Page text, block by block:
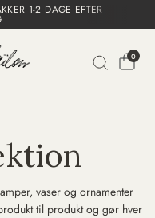
1-2 DAGE EFTER
0
vaser og ornamenter
til produkt og gør hver